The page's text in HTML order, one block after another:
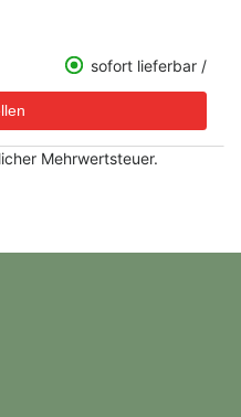
sofort lieferbar /
Mehrwertsteuer.